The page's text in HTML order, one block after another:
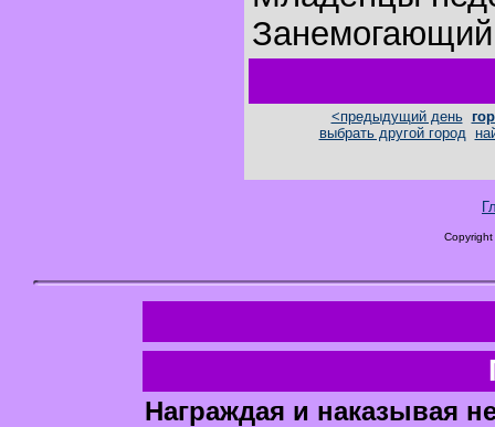
Занемогающий
<предыдущий день
выбрать другой город
Награждая и наказывая